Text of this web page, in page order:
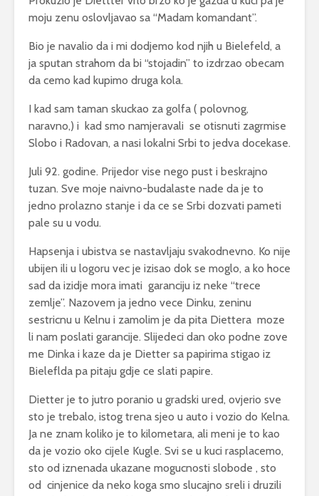
moju zenu oslovljavao sa “Madam komandant”.
Bio je navalio da i mi dodjemo kod njih u Bielefeld, a
ja sputan strahom da bi “stojadin” to izdrzao obecam
da cemo kad kupimo druga kola.
I kad sam taman skuckao za golfa ( polovnog,
naravno,) i kad smo namjeravali se otisnuti zagrmise
Slobo i Radovan, a nasi lokalni Srbi to jedva docekase.
Juli 92. godine. Prijedor vise nego pust i beskrajno
tuzan. Sve moje naivno-budalaste nade da je to
jedno prolazno stanje i da ce se Srbi dozvati pameti
pale su u vodu.
Hapsenja i ubistva se nastavljaju svakodnevno. Ko nije
ubijen ili u logoru vec je izisao dok se moglo, a ko hoce
sad da izidje mora imati garanciju iz neke “trece
zemlje”. Nazovem ja jedno vece Dinku, zeninu
sestricnu u Kelnu i zamolim je da pita Diettera moze
li nam poslati garancije. Slijedeci dan oko podne zove
me Dinka i kaze da je Dietter sa papirima stigao iz
Bieleflda pa pitaju gdje ce slati papire.
Dietter je to jutro poranio u gradski ured, ovjerio sve
sto je trebalo, istog trena sjeo u auto i vozio do Kelna.
Ja ne znam koliko je to kilometara, ali meni je to kao
da je vozio oko cijele Kugle. Svi se u kuci rasplacemo,
sto od iznenada ukazane mogucnosti slobode , sto
od cinjenice da neko koga smo slucajno sreli i druzili